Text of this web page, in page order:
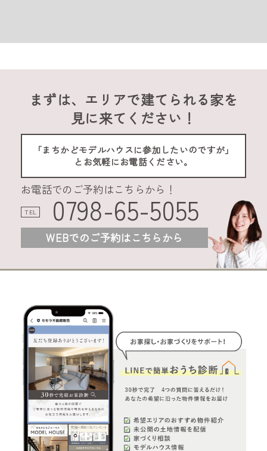
まずは、エリアで建てられる家を
見に来てください！
「まちかどモデルハウスに参加したいのですが」
とお気軽にお電話ください。
お電話でのご予約はこちらから！
TEL 0798-65-5055
WEBでのご予約はこちらから